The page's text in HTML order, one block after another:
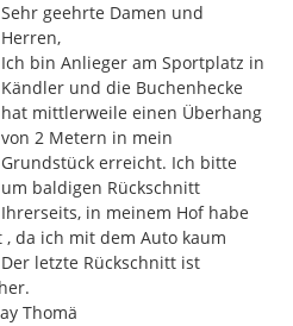
Sehr geehrte Damen und
Herren,
Ich bin Anlieger am Sportplatz in
Kändler und die Buchenhecke
hat mittlerweile einen Überhang
von 2 Metern in mein
Grundstück erreicht. Ich bitte
um baldigen Rückschnitt
Ihrerseits, in meinem Hof habe
da ich mit dem Auto kaum
letzte Rückschnitt ist
Thomä